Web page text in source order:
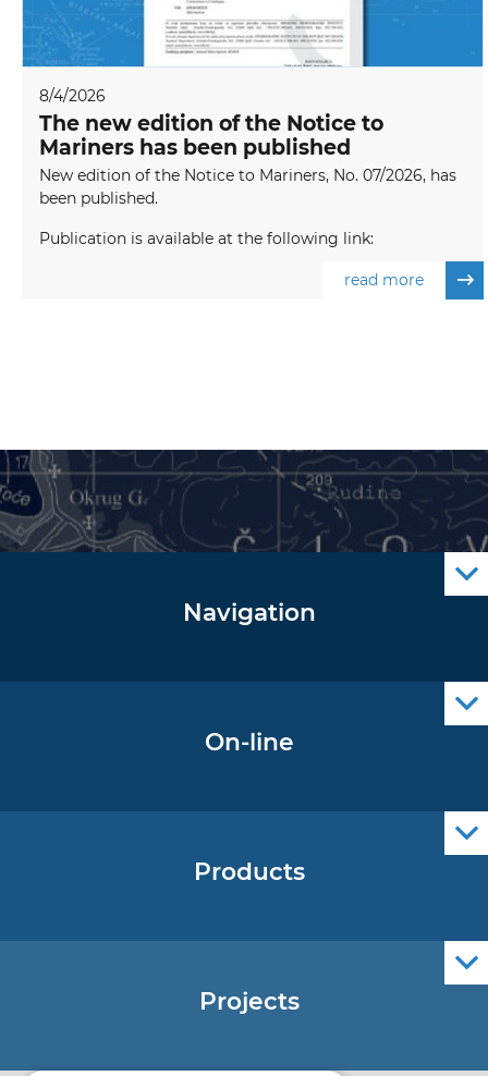
8/4/2026
The new edition of the Notice to
Mariners has been published
New edition of the Notice to Mariners, No. 07/2026, has
been published.
Publication is available at the following link:
read more
Navigation
On-line
Products
Projects